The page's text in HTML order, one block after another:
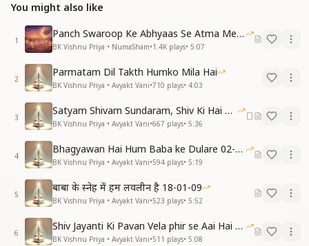
बाबा का दिल मेरा बसेरा।
I belong to Baba, Baba is mine,
In Baba’s heart forever I shine.
मैं बाबा का, बाबा मेरा,
कानों में गूँजे यही नारा।
I am Baba’s, Baba is mine—
Let this echo always in every line.
जो भी कहे दिल से ‘मेरा बाबा’,
वो भी बने सभी का दुलारा।
Whoever truly says “My Baba” from the heart,
Becomes beloved of all, set apart.
Verse 1
स्वमान में रहना, सम्मान देना,
बाबा का है यही कहना।
Stay in self-respect, and give respect to all—
This is Baba’s guidance, Baba’s call.
स्वमान से ही मिटे देह का ये अभिमान,
You might also like
1
Panch Swaroop Ke Abhyaas Se Atma Mein Shakti
BK Vishnu Priya • NumaSham•1.4K plays• 5:07
2
Parmatam Dil Takth Humko Mila Hai
BK Vishnu Priya • Avyakt Vani•710 plays• 4:03
3
Satyam Shivam Sundaram, Shiv Ki Hai Hum Santan 09-11-2025
BK Vishnu Priya • Avyakt Vani•667 plays• 5:36
4
Bhagyawan Hai Hum Baba ke Dulare 02-03-2025
BK Vishnu Priya • Avyakt Vani•594 plays• 5:19
5
बाबा के स्नेह में हम लवलीन है 18-01-09
BK Vishnu Priya • Avyakt Vani•523 plays• 5:52
6
Shiv Jayanti Ki Pavan Vela phir se Aai Hai 23-02-2025
BK Vishnu Priya • Avyakt Vani•511 plays• 5:08